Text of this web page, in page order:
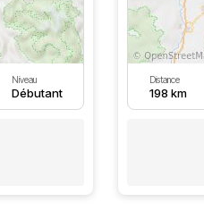
Niveau
Débutant
Distance
198 km